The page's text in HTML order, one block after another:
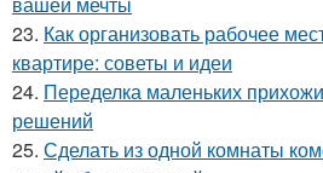
23. Как организовать рабочее
квартире: советы и идеи
24. Переделка маленьких
решений
25. Сделать из одной комнаты